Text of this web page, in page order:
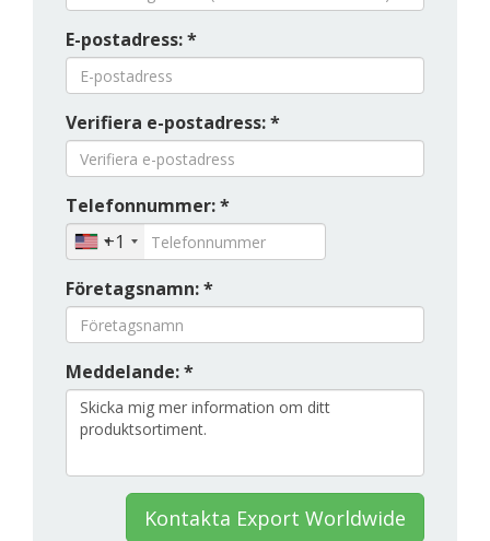
E-postadress: *
Verifiera e-postadress: *
Telefonnummer: *
+1
Företagsnamn: *
Meddelande: *
Kontakta Export Worldwide